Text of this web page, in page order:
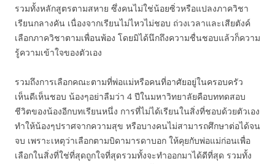
รวมทั้งหลักสูตรตามสหาย ซึ่งคนไม่ใช่น้อยซิ่วหรือแปลงภาควิชา
เรียนกลางคัน เนื่องจากเรียนไม่ไหวไม่ชอบ ถ่วงเวลาและเสียตังค์
เลือกภาควิชาตามเพื่อนพ้อง โดยมิได้นึกถึงความชื่นชอบแล้วก็ความ
รู้ความเข้าใจของตัวเอง
รวมถึงการเลือกคณะตามที่พ่อแม่หรือคนที่อาศัยอยู่ในครอบครัว
เห็นดีเห็นชอบ น้องๆอย่าลืมว่า 4 ปีในมหาวิทยาลัยคือบททดสอบ
ชีวิตของน้องอีกบทเรียนหนึ่ง การที่ไม่ได้เรียนในสิ่งที่ชอบด้วยตัวเอง
ทำให้น้องๆปราศจากความสุข หรือบางคนไม่สามารถศึกษาต่อได้จน
จบ เพราะเหตุว่าเลือกตามบิดามารดาบอก ให้คุยกับพ่อแม่ก่อนเพื่อ
เลือกในสิ่งที่ใช่ที่สุดถูกใจที่สุดรวมทั้งจะทำออกมาได้ดีที่สุด รวมทั้ง